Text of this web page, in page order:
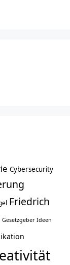
Cybersecurity
Friedrich
Gesetzgeber Ideen